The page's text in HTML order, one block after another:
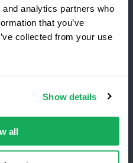
analytics partners who
that you’ve
collected from your use
Show details
all
de Confidentialité
?
suivideflotte, sans
la réduction